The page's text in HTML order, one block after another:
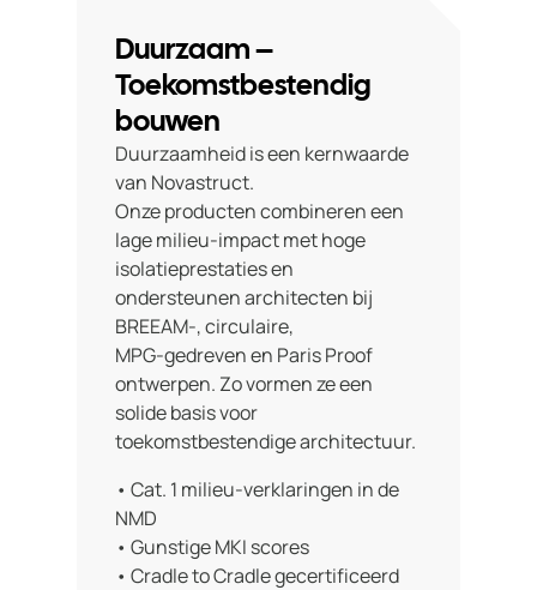
Duurzaam –
Toekomstbestendig
bouwen
Duurzaamheid is een kernwaarde
van Novastruct.
Onze producten combineren een
lage milieu‑impact met hoge
isolatieprestaties en
ondersteunen architecten bij
BREEAM-, circulaire,
MPG‑gedreven en Paris Proof
ontwerpen. Zo vormen ze een
solide basis voor
toekomstbestendige architectuur.
• Cat. 1 milieu-verklaringen in de
NMD
• Gunstige MKI scores
• Cradle to Cradle gecertificeerd